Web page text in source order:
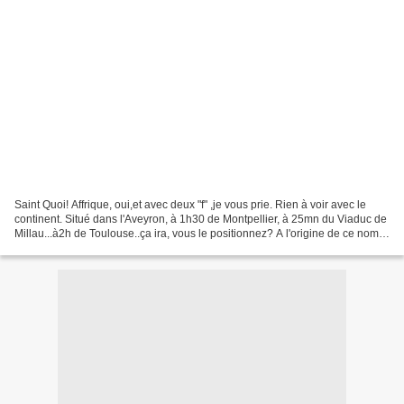
Saint Quoi! Affrique, oui,et avec deux "f" ,je vous prie. Rien à voir avec le
continent. Situé dans l'Aveyron, à 1h30 de Montpellier, à 25mn du Viaduc de
Millau...à2h de Toulouse..ça ira, vous le positionnez? A l'origine de ce nom,il